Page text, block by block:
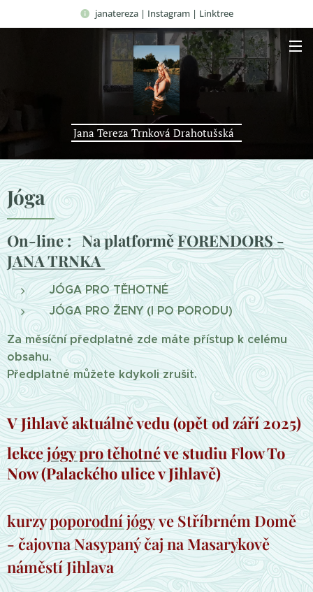
janatereza | Instagram | Linktree
Jana Tereza Trnková Drahotušská
Jóga
On-line : Na platforměFORENDORS -
JANA TRNKA
JÓGA PRO TĚHOTNÉ
JÓGA PRO ŽENY (I PO PORODU)
Za měsíční předplatné zde máte přístup k celému
obsahu.
Předplatné můžete kdykoli zrušit.
V Jihlavě aktuálně vedu (opět od září 2025)
lekcejógy pro těhotnéve studiu Flow To
Now (Palackého ulice v Jihlavě)
kurzypoporodní jógyve Stříbrném Domě
- čajovna Nasypaný čaj na Masarykově
náměstí Jihlava